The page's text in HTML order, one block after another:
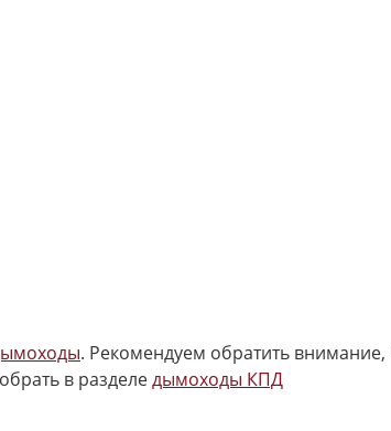
. Рекомендуем обратить
в разделедымоходы КПД